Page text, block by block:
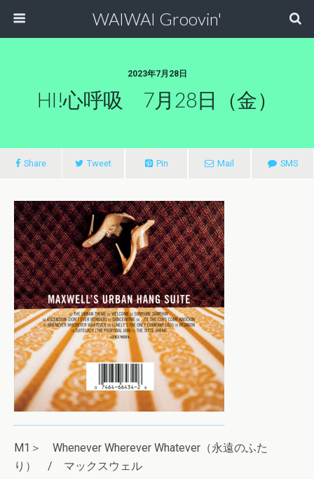
WAIWAI Groovin'
2023年7月28日
HI!心呼吸 7月28日（金）
Share Tweet Pin Mail SMS
M1＞ Whenever Wherever Whatever（永遠のふた
り） / マックスウェル